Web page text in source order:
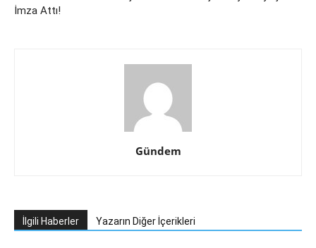
İmza Attı!
Gündem
İlgili Haberler Yazarın Diğer İçerikleri